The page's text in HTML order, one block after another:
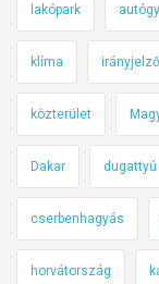
lakópark
klíma irányjelző
közterület
Dakar dugattyú
cserbenhagyás
horvátország